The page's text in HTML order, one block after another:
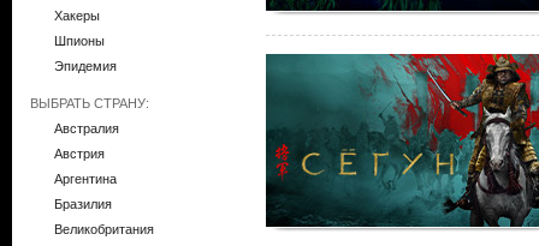
Хакеры
Шпионы
Эпидемия
ВЫБРАТЬ СТРАНУ:
Австралия
Австрия
Аргентина
Бразилия
Великобритания